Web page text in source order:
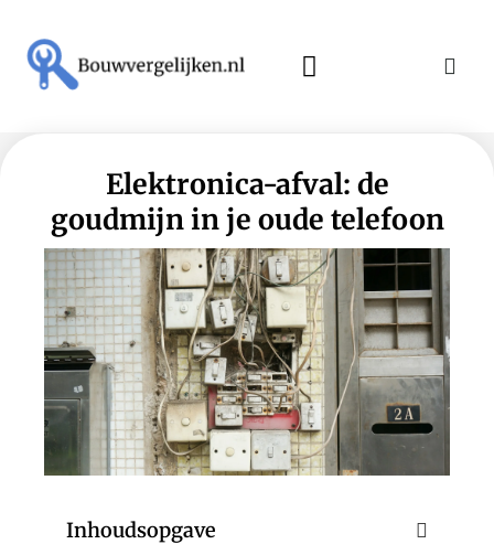
Elektronica-afval: de
goudmijn in je oude telefoon
Inhoudsopgave